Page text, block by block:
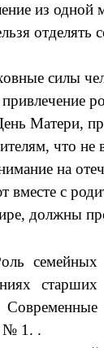
из одной
отделять
силы
привлечение
Матери,
, что не
на
вместе с
, должны
семейных
старших
№ 1. .